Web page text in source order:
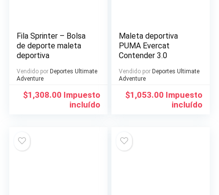
Fila Sprinter – Bolsa
de deporte maleta
deportiva
Vendido por Deportes Ultimate
Adventure
$1,308.00 Impuesto
incluído
Maleta deportiva
PUMA Evercat
Contender 3.0
Vendido por Deportes Ultimate
Adventure
$1,053.00 Impuesto
incluído